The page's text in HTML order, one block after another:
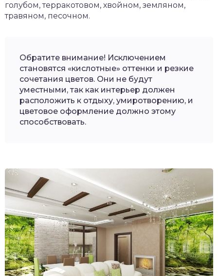
голубом, терракотовом, хвойном, земляном,
травяном, песочном.
Обратите внимание! Исключением
становятся «кислотные» оттенки и резкие
сочетания цветов. Они не будут
уместными, так как интерьер должен
расположить к отдыху, умиротворению, и
цветовое оформление должно этому
способствовать.